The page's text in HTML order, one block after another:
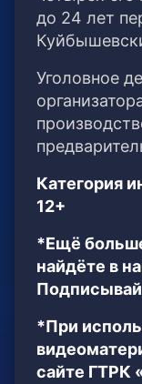
до 24 лет
Уголовное
Категория
12+
*Ещё
найдёте в
*При
сайте ГТРК